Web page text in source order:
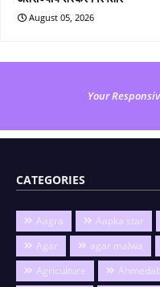
August 05, 2026
Your
CATEGORIES
Aagra Aapka star
Agar
agar malwa
Agriculture